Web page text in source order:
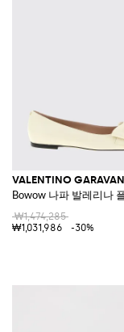
VALENTINO
Bowow 나파 발레리나
₩1,474,285
₩1,031,986
-30%